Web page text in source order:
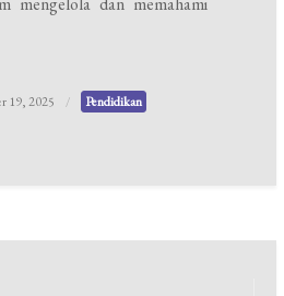
19, 2025 Pendidikan